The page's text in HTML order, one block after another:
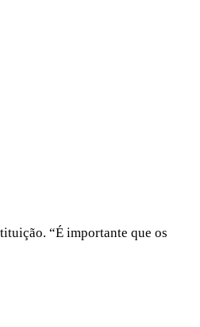
“É importante que os